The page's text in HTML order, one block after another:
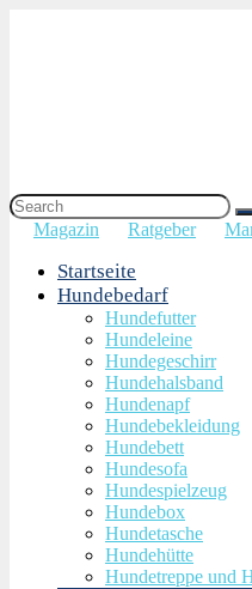
Magazin Ratgeber
Startseite
Hundebedarf
Hundefutter
Hundeleine
Hundegeschirr
Hundehalsband
Hundenapf
Hundebekleidung
Hundebett
Hundesofa
Hundespielzeug
Hundebox
Hundetasche
Hundehütte
Hundetreppe und